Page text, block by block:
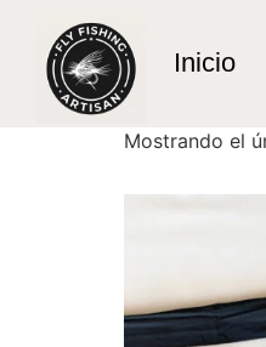
Inicio
Mostrando el